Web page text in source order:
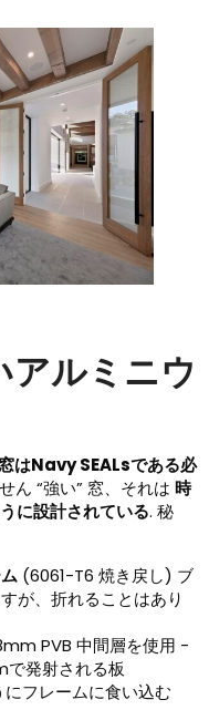
ルミニウ
はNavy SEALsである必
ん “強い” 窓、それは 時
に設計されている. 秘
(6061-T6 焼き戻し) ブ
が、折れることはあり
PVB 中間層を使用 -
発射される板
フレームに食い込む